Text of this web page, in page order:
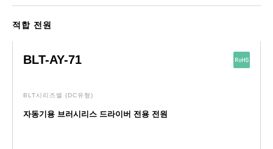
적합 전원
BLT-AY-71
BLT시리즈별 (DC유형)
자동기용 브러시리스 드라이버 전용 전원